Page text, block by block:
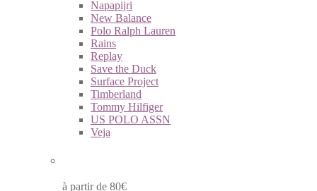
Napapijri
New Balance
Polo Ralph Lauren
Rains
Replay
Save the Duck
Surface Project
Timberland
Tommy Hilfiger
US POLO ASSN
Veja
à partir de 80€